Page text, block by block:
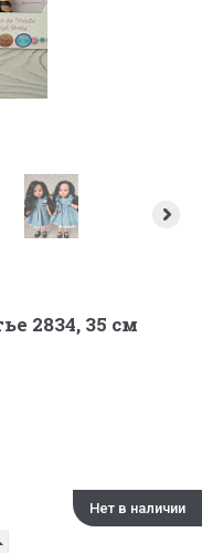
2834, 35 см
Нет в наличии